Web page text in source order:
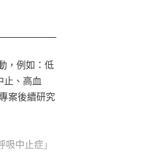
，例如：低
止、高血
案後續研究
中止症」